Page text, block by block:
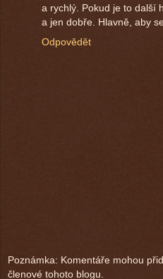
a rychlý. Pokud je to další
a jen dobře. Hlavně, aby
Odpovědět
Poznámka: Komentáře mohou
členové tohoto blogu.